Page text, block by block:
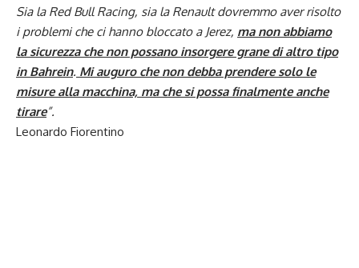
Sia la Red Bull Racing, sia la Renault dovremmo aver risolto
i problemi che ci hanno bloccato a Jerez, ma non abbiamo
la sicurezza che non possano insorgere grane di altro tipo
in Bahrein. Mi auguro che non debba prendere solo le
misure alla macchina, ma che si possa finalmente anche
tirare”.
Leonardo Fiorentino